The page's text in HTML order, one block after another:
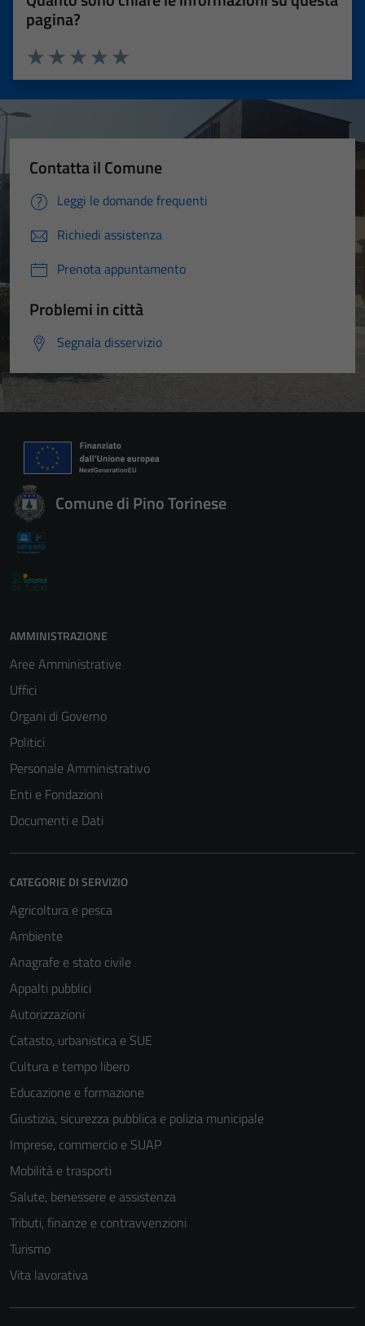
pagina?
Valuta 5 stelle su 5
Valuta 4 stelle su 5
Valuta 3 stelle su 5
Valuta 2 stelle su 5
Valuta 1 stelle su 5
Contatta il Comune
Leggi le domande frequenti
Richiedi assistenza
Prenota appuntamento
Problemi in città
Segnala disservizio
Comune di Pino Torinese
AMMINISTRAZIONE
Aree Amministrative
Uffici
Organi di Governo
Politici
Personale Amministrativo
Enti e Fondazioni
Documenti e Dati
CATEGORIE DI SERVIZIO
Agricoltura e pesca
Ambiente
Anagrafe e stato civile
Appalti pubblici
Autorizzazioni
Catasto, urbanistica e SUE
Cultura e tempo libero
Educazione e formazione
Giustizia, sicurezza pubblica e polizia municipale
Imprese, commercio e SUAP
Mobilità e trasporti
Salute, benessere e assistenza
Tributi, finanze e contravvenzioni
Turismo
Vita lavorativa